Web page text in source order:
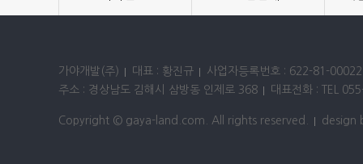
가야개발(주) 대표 : 황진규 사업자등록번호 : 622-81-00022
주소 : 경상남도 김해시 삼방동 인제로 368
대표전화 : TEL
Copyright © gaya-land.com. All rights reserved. design